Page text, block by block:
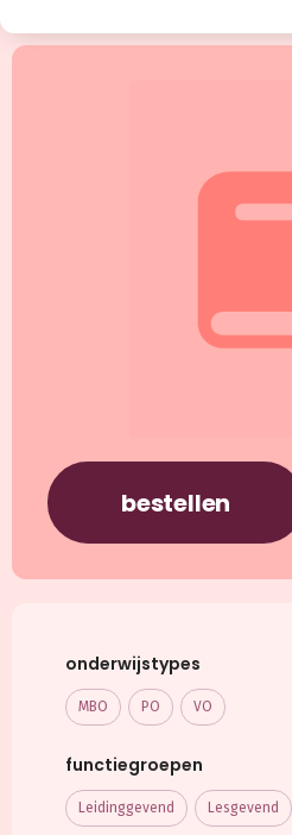
bestellen
onderwijstypes
MBO PO VO
functiegroepen
Leidinggevend Lesgevend